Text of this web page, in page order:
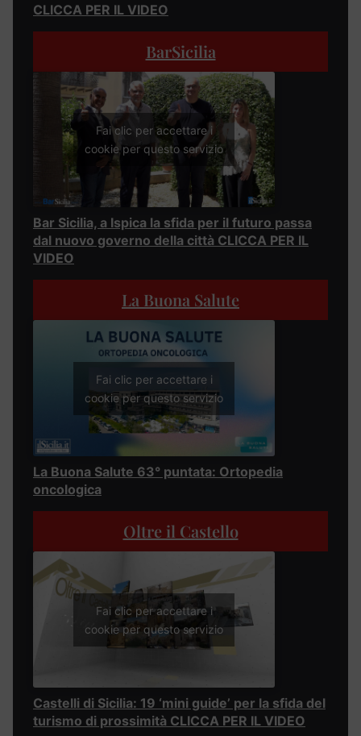
CLICCA PER IL VIDEO
BarSicilia
Fai clic per accettare i
cookie per questo servizio
Bar Sicilia, a Ispica la sfida per il futuro passa
dal nuovo governo della città CLICCA PER IL
VIDEO
La Buona Salute
Fai clic per accettare i
cookie per questo servizio
La Buona Salute 63° puntata: Ortopedia
oncologica
Oltre il Castello
Fai clic per accettare i
cookie per questo servizio
Castelli di Sicilia: 19 ‘mini guide’ per la sfida del
turismo di prossimità CLICCA PER IL VIDEO